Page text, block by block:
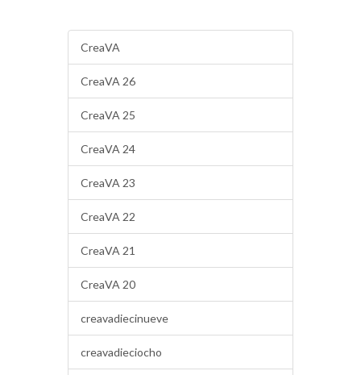
CreaVA
CreaVA 26
CreaVA 25
CreaVA 24
CreaVA 23
CreaVA 22
CreaVA 21
CreaVA 20
creavadiecinueve
creavadieciocho